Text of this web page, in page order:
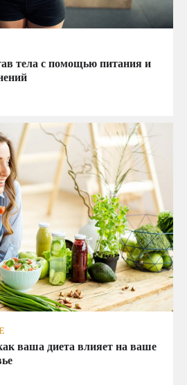
тела с помощью питания и
ваша диета влияет на ваше